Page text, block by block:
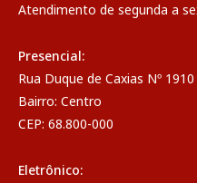
Atendimento de segunda a
Presencial:
Rua Duque de Caxias Nº 1910
Bairro: Centro
CEP: 68.800-000
Eletrônico: